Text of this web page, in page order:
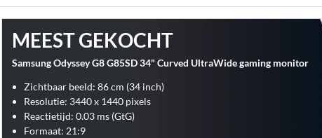
MEEST GEKOCHT
Samsung Odyssey G8 G85SD 34" Curved UltraWide gaming monitor
Zichtbaar beeld: 86 cm (34 inch)
Resolutie: 3440 x 1440 pixels
Reactietijd: 0.03 ms (GtG)
Formaat: 21:9